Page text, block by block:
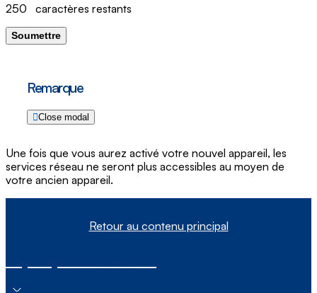
250 caractères restants
Soumettre
Remarque
Close modal
Une fois que vous aurez activé votre nouvel appareil, les
services réseau ne seront plus accessibles au moyen de
votre ancien appareil.
Retour au contenu principal